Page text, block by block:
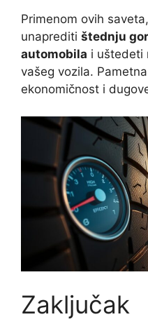
Primenom ovih
unaprediti štednju
automobila i uštedeti
vašeg vozila.
ekonomičnost i
Zaključak